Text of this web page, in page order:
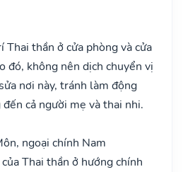
Thai thần ở cửa phòng và cửa
đó, không nên dịch chuyển vị
nơi này, tránh làm động
cả người mẹ và thai nhi.
ngoại chính Nam
Thai thần ở hướng chính